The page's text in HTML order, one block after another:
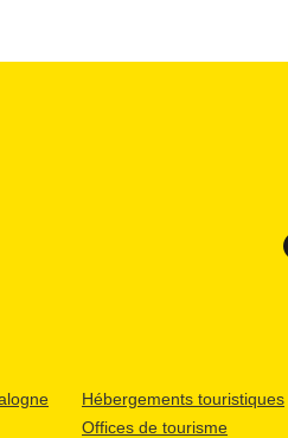
Hébergements touristiques
Offices de tourisme